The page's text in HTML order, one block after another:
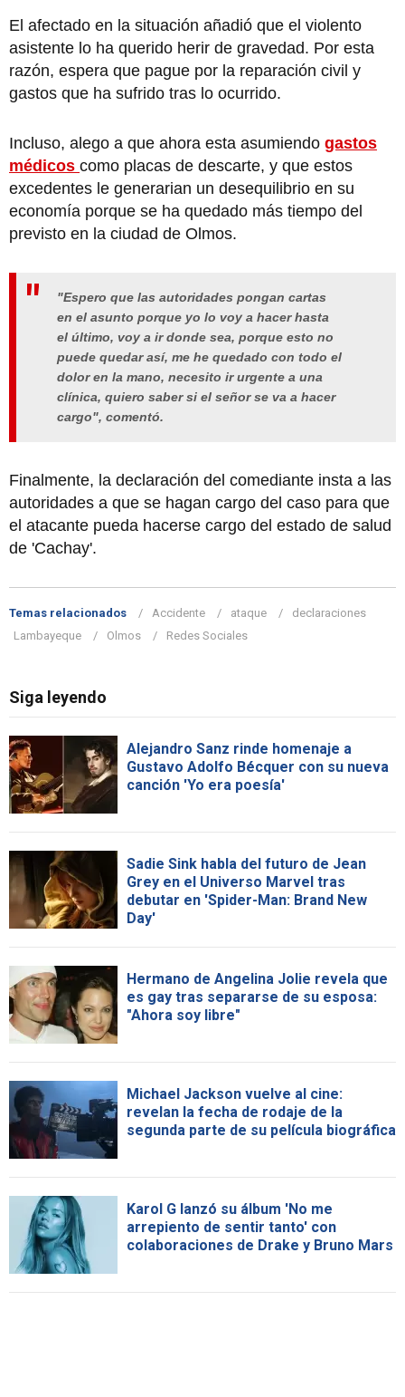
El afectado en la situación añadió que el violento
asistente lo ha querido herir de gravedad. Por esta
razón, espera que pague por la reparación civil y
gastos que ha sufrido tras lo ocurrido.
Incluso, alego a que ahora esta asumiendo gastos
médicos como placas de descarte, y que estos
excedentes le generarian un desequilibrio en su
economía porque se ha quedado más tiempo del
previsto en la ciudad de Olmos.
"Espero que las autoridades pongan cartas
en el asunto porque yo lo voy a hacer hasta
el último, voy a ir donde sea, porque esto no
puede quedar así, me he quedado con todo el
dolor en la mano, necesito ir urgente a una
clínica, quiero saber si el señor se va a hacer
cargo", comentó.
Finalmente, la declaración del comediante insta a las
autoridades a que se hagan cargo del caso para que
el atacante pueda hacerse cargo del estado de salud
de 'Cachay'.
Temas relacionados Accidente ataque
declaraciones
Lambayeque
Olmos Redes Sociales
Siga leyendo
Alejandro Sanz rinde homenaje a
Gustavo Adolfo Bécquer con su nueva
canción 'Yo era poesía'
Sadie Sink habla del futuro de Jean
Grey en el Universo Marvel tras
debutar en 'Spider-Man: Brand New
Day'
Hermano de Angelina Jolie revela que
es gay tras separarse de su esposa:
"Ahora soy libre"
Michael Jackson vuelve al cine:
revelan la fecha de rodaje de la
segunda parte de su película biográfica
Karol G lanzó su álbum 'No me
arrepiento de sentir tanto' con
colaboraciones de Drake y Bruno Mars